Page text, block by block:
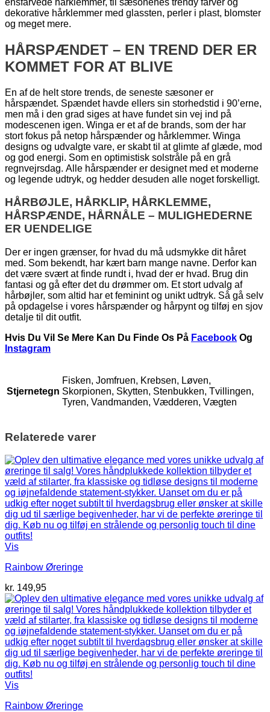
dekorative hårklemmer med glassten, perler i plast, blomster
og meget mere.
HÅRSPÆNDET – EN TREND DER ER
KOMMET FOR AT BLIVE
En af de helt store trends, de seneste sæsoner er
hårspændet. Spændet havde ellers sin storhedstid i 90’erne,
men må i den grad siges at have fundet sin vej ind på
modescenen igen. Winga er et af de brands, som der har
stort fokus på netop hårspænder og hårklemmer. Winga
designs og udvalgte vare, er skabt til at glimte af glæde, mod
og god energi. Som en optimistisk solstråle på en grå
regnvejrsdag. Alle hårspænder er designet med et moderne
og legende udtryk, og hedder desuden alle noget forskelligt.
HÅRBØJLE, HÅRKLIP, HÅRKLEMME,
HÅRSPÆNDE, HÅRNÅLE – MULIGHEDERNE
ER UENDELIGE
Der er ingen grænser, for hvad du må udsmykke dit håret
med. Som bekendt, har kært barn mange navne. Derfor kan
det være svært at finde rundt i, hvad der er hvad. Brug din
fantasi og gå efter det du drømmer om. Et stort udvalg af
hårbøjler, som altid har et feminint og unikt udtryk. Så gå selv
på opdagelse i vores hårspænder og hårpynt og tilføj en sjov
detalje til dit outfit.
Hvis Du Vil Se Mere Kan Du Finde Os På Facebook Og
Instagram
Stjernetegn
Fisken, Jomfruen, Krebsen, Løven,
Skorpionen, Skytten, Stenbukken, Tvillingen,
Tyren, Vandmanden, Vædderen, Vægten
Relaterede varer
Vis
Rainbow Øreringe
kr. 149,95
Vis
Rainbow Øreringe